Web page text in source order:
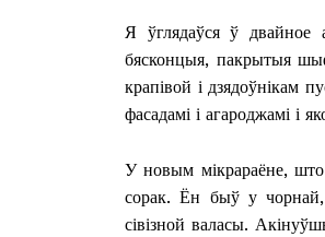
Я ўглядаўся ў двайное
бясконцыя, пакрытыя
крапівой і дзядоўнікам
фасадамі і агароджамі і
У новым мікрараёне, што
сорак. Ён быў у
сівізной валасы.